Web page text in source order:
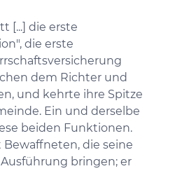
[...] die erste
die erste
dem Richter und
und kehrte ihre Spitze
Ein und derselbe
beiden Funktionen.
die seine
bringen; er